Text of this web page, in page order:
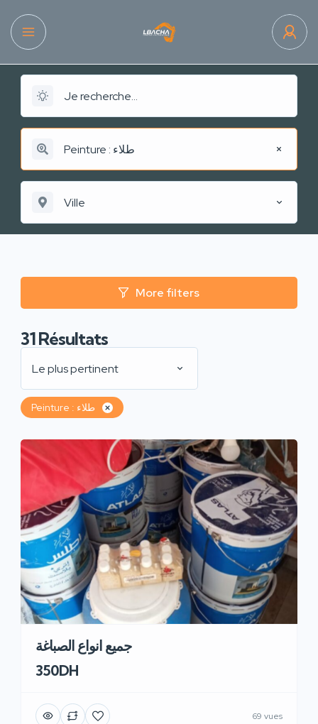
Peinture : طلاء
Ville
More filters
31Résultats
Le plus pertinent
Peinture : طلاء
جميع انواع الصباغة
350DH
69 vues